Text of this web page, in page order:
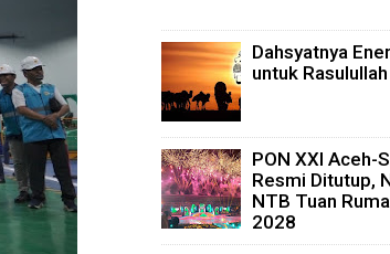
Dahsyatnya
untuk
PON XXI Aceh-
Resmi Ditutup,
NTB Tuan
2028